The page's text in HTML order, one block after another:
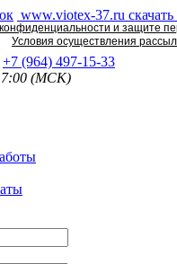
www.viotex-37.ru
+7 (964) 497-15-33
(МСК)
и защите
Условия осуществления